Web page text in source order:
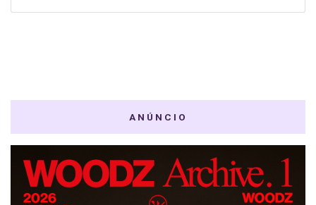
ANÚNCIO